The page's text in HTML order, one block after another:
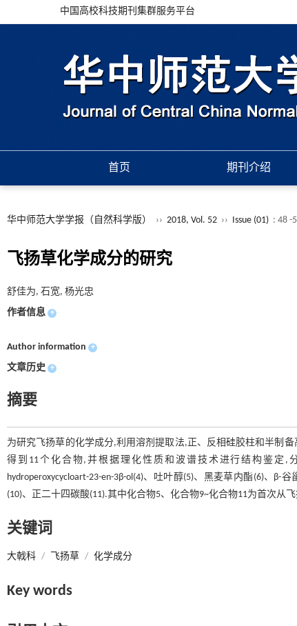
中国高校科技期刊集群服务平台
首页 期刊介绍
华中师范大学学报（自然科学版） ›› 2018, Vol. 52 ›› Issue (01) : 48 -
飞扬草化学成分的研究
舒佳为, 石宽, 杨光忠
作者信息 +
Author information +
文章历史 +
摘要
为研究飞扬草的化学成分,利用溶剂提取法,正、反相硅胶柱和半制
得到11个化合物,并根据理化性质和波谱技术进行结构鉴定,分
hydroperoxycycloart-23-en-3β-ol(4)、吐叶醇(5)、黑麦草内酯(6)、β-
(10)、正二十四碳酸(11).其中化合物5、化合物9~化合物11为首次从
关键词
大戟科 / 飞扬草 / 化学成分
Key words